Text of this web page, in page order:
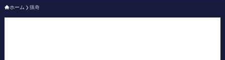
ホーム 猟奇